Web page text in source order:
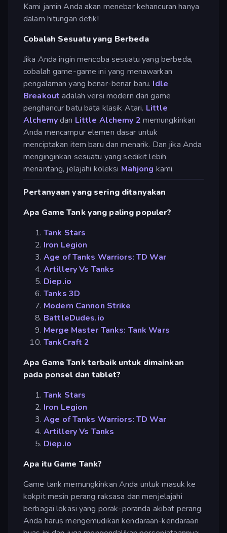
Kami jamin Anda akan menebar kehancuran hanya
dalam hitungan detik!
Cobalah Sesuatu yang Berbeda
Jika Anda ingin mencoba sesuatu yang berbeda,
cobalah game-game ini yang menawarkan
pengalaman yang benar-benar baru. Idle
Breakout adalah versi modern dari game
penghancur batu bata klasik Atari. Little
Alchemydan Little Alchemy 2 memungkinkan
Anda mencampur elemen dasar untuk
menciptakan item baru dan menarik. Dan jika Anda
menginginkan sesuatu yang sedikit lebih
menantang, jelajahi koleksi Mahjong kami.
Pertanyaan yang sering ditanyakan
Apa Game Tank yang paling populer?
Tank Stars
Iron Legion
Age of Tanks Warriors: TD War
Artillery Vs Tanks
Diep.io
Tanks 3D
Modern Cannon Strike
BattleDudes.io
Merge Master Tanks: Tank Wars
TankCraft 2
Apa Game Tank terbaik untuk dimainkan
pada ponsel dan tablet?
Tank Stars
Iron Legion
Age of Tanks Warriors: TD War
Artillery Vs Tanks
Diep.io
Apa itu Game Tank?
Game tank memungkinkan Anda untuk masuk ke
kokpit mesin perang raksasa dan menjelajahi
berbagai lokasi yang porak-poranda akibat perang.
Anda harus mengemudikan kendaraan-kendaraan